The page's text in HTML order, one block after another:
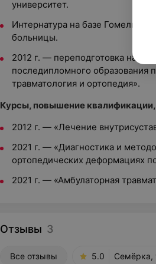
университет.
Интернатура на базе
больницы.
2012 г. — переподготовка на
последипломного образования
травматология и ортопедия».
Курсы, повышение
2012 г. — «Лечение
2021 г. — «Диагностика и
ортопедических деформациях
2021 г. — «Амбулаторная
Отзывы 3
Все отзывы 5.0 Семёрка,